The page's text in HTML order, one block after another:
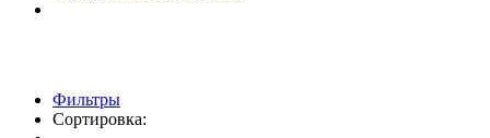
Фильтры
Сортировка: